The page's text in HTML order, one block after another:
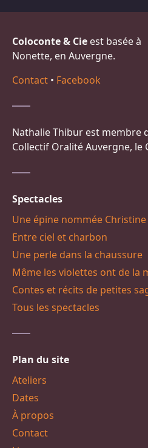
Coloconte & Cie est basée à
Nonette, en Auvergne.
Contact • Facebook
Nathalie Thibur est membre
Collectif Oralité Auvergne, le
Spectacles
Une épine nommée Christine
Entre ciel et charbon
Une perle dans la chaussure
Même les violettes ont de la
Contes et récits de petites
Tous les spectacles
Plan du site
Ateliers
Dates
À propos
Contact